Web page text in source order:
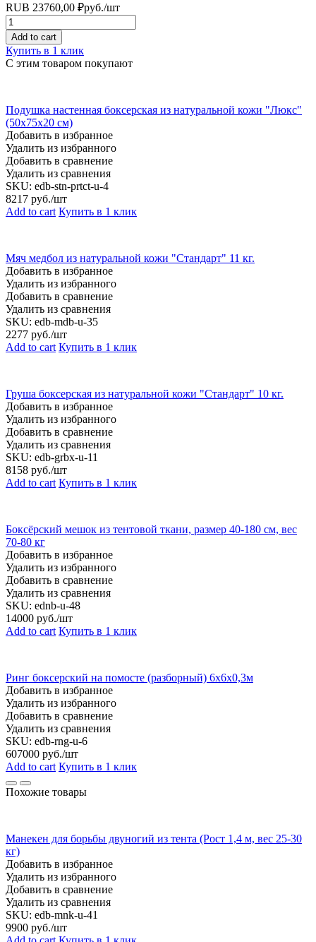
RUB 23760,00 ₽руб./шт
Quantity
Add to cart
Купить в 1 клик
С этим товаром покупают
Подушка настенная боксерская из натуральной кожи "Люкс"
(50х75х20 см)
Добавить в избранное
Удалить из избранного
Добавить в сравнение
Удалить из сравнения
SKU: edb-stn-prtct-u-4
8217 руб./шт
Add to cart Купить в 1 клик
Мяч медбол из натуральной кожи "Стандарт" 11 кг.
Добавить в избранное
Удалить из избранного
Добавить в сравнение
Удалить из сравнения
SKU: edb-mdb-u-35
2277 руб./шт
Add to cart Купить в 1 клик
Груша боксерская из натуральной кожи "Стандарт" 10 кг.
Добавить в избранное
Удалить из избранного
Добавить в сравнение
Удалить из сравнения
SKU: edb-grbx-u-11
8158 руб./шт
Add to cart Купить в 1 клик
Боксёрский мешок из тентовой ткани, размер 40-180 см, вес
70-80 кг
Добавить в избранное
Удалить из избранного
Добавить в сравнение
Удалить из сравнения
SKU: ednb-u-48
14000 руб./шт
Add to cart Купить в 1 клик
Ринг боксерский на помосте (разборный) 6х6х0,3м
Добавить в избранное
Удалить из избранного
Добавить в сравнение
Удалить из сравнения
SKU: edb-rng-u-6
607000 руб./шт
Add to cart Купить в 1 клик
Похожие товары
Манекен для борьбы двуногий из тента (Рост 1,4 м, вес 25-30
кг)
Добавить в избранное
Удалить из избранного
Добавить в сравнение
Удалить из сравнения
SKU: edb-mnk-u-41
9900 руб./шт